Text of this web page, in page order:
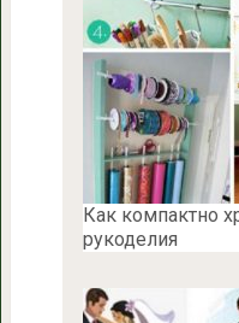
Как компактно
рукоделия